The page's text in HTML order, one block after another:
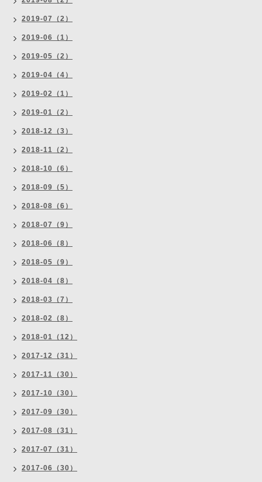
2019-07（2）
2019-06（1）
2019-05（2）
2019-04（4）
2019-02（1）
2019-01（2）
2018-12（3）
2018-11（2）
2018-10（6）
2018-09（5）
2018-08（6）
2018-07（9）
2018-06（8）
2018-05（9）
2018-04（8）
2018-03（7）
2018-02（8）
2018-01（12）
2017-12（31）
2017-11（30）
2017-10（30）
2017-09（30）
2017-08（31）
2017-07（31）
2017-06（30）